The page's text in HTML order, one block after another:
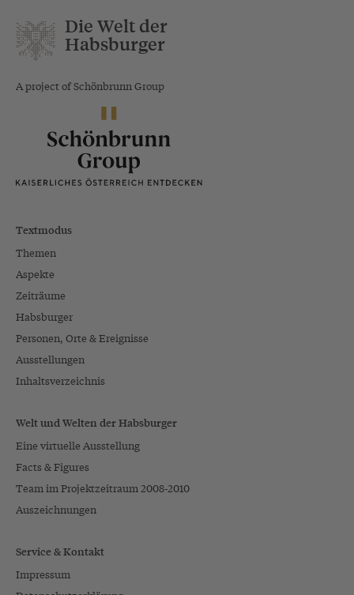
Die Welt der
Habsburger
A project of Schönbrunn Group
Textmodus
Themen
Aspekte
Zeiträume
Habsburger
Personen, Orte & Ereignisse
Ausstellungen
Inhaltsverzeichnis
Welt und Welten der Habsburger
Eine virtuelle Ausstellung
Facts & Figures
Team im Projektzeitraum 2008-2010
Auszeichnungen
Service & Kontakt
Impressum